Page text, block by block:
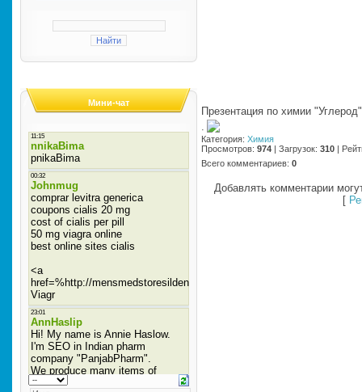
Мини-чат
Презентация по химии "Углерод"
·
Категория: Химия
Просмотров: 974 | Загрузок: 310 |
Всего комментариев: 0
Добавлять комментарии
[